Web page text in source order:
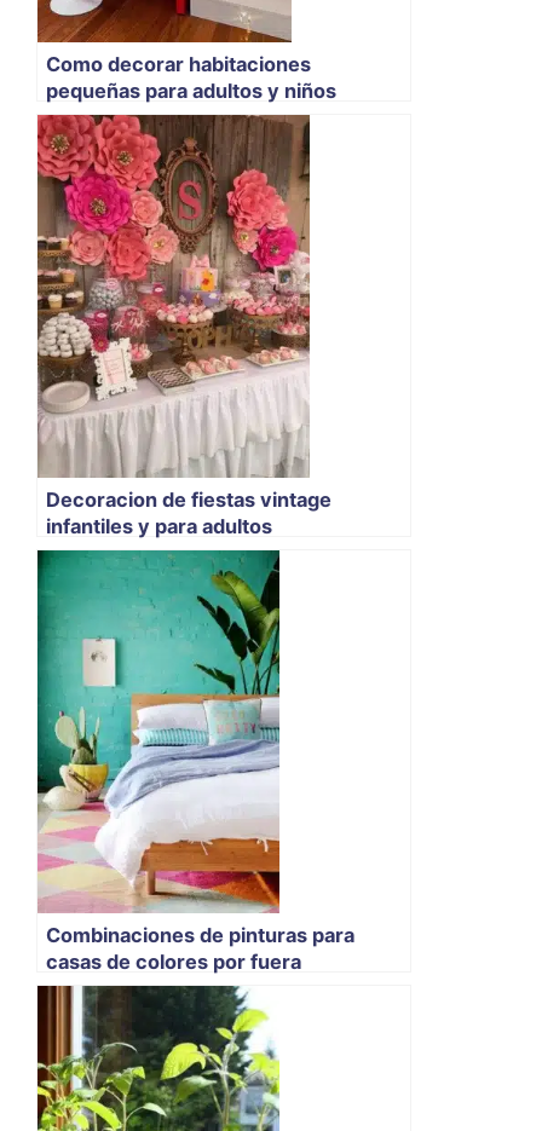
Como decorar habitaciones
pequeñas para adultos y niños
Decoracion de fiestas vintage
infantiles y para adultos
Combinaciones de pinturas para
casas de colores por fuera